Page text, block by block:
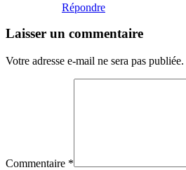
Répondre
Laisser un commentaire
Votre adresse e-mail ne sera pas publiée.
Commentaire *